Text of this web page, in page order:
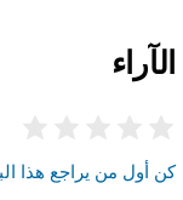
الآراء
كن أول من يراجع هذا